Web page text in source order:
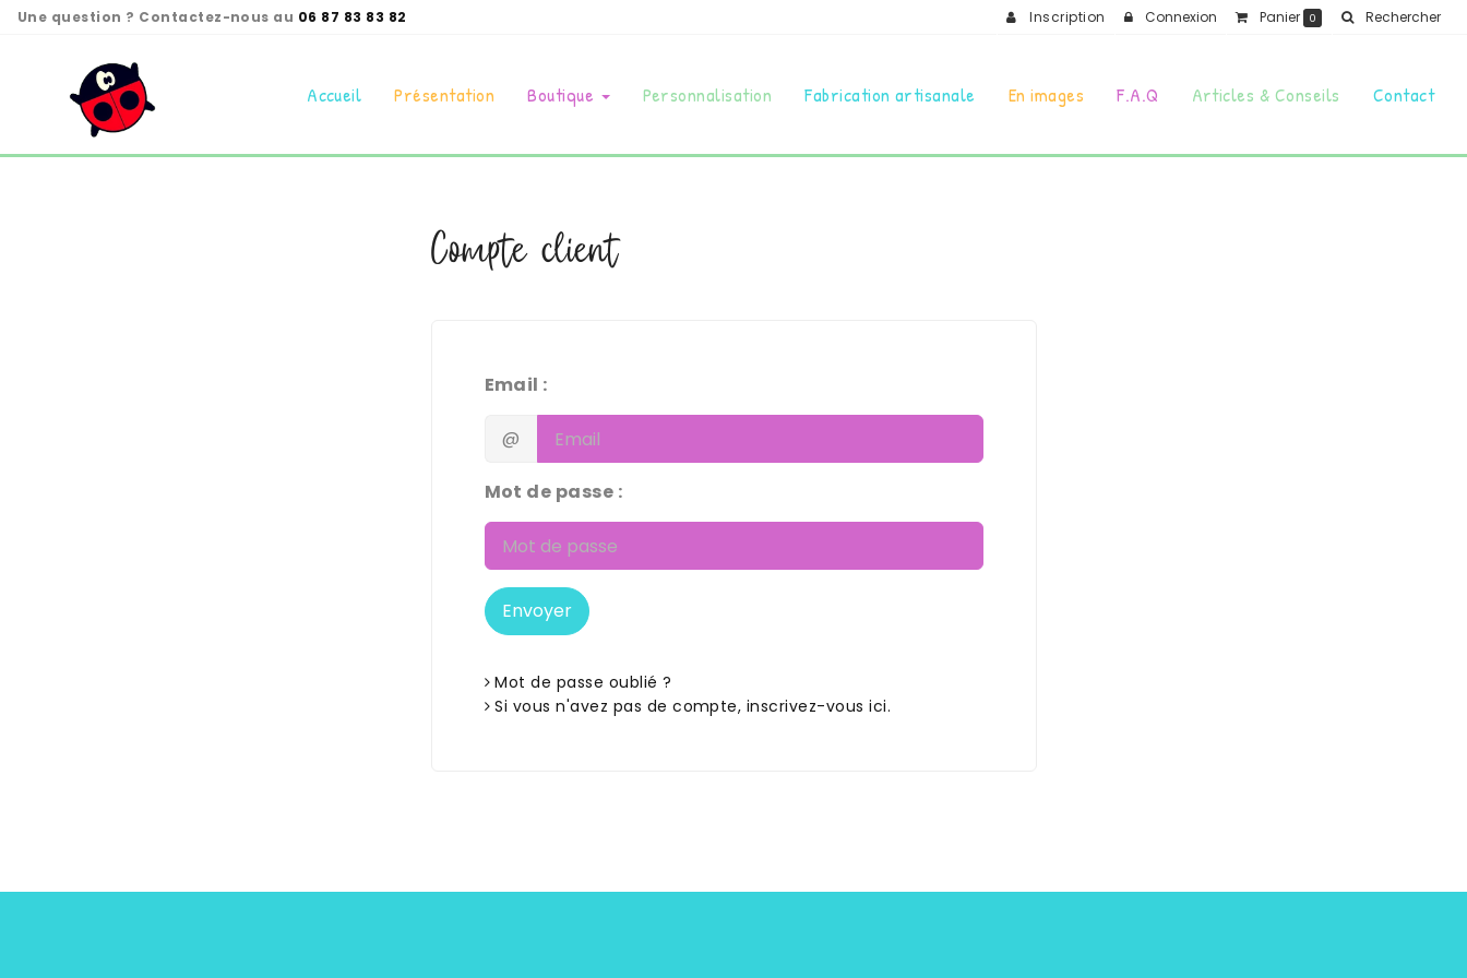
Accueil Présentation Boutique Personnalisation Fabrication artisanale En images F.A.Q Articles & Conseils Contact
Compte client
Email :
@
Mot de passe :
Envoyer
Mot de passe oublié ?
Si vous n'avez pas de compte, inscrivez-vous ici.
Une question ? Contactez-nous au 06 87 83 83 82 Inscription Connexion Panier 0 Rechercher
Panneau de gestion des cookies